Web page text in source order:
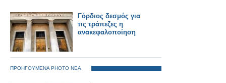
Γόρδιος δεσμός για
τις τράπεζες η
ανακεφαλοποίηση
ΠΡΟΗΓΟΥΜΕΝΑ PHOTO ΝΕΑ